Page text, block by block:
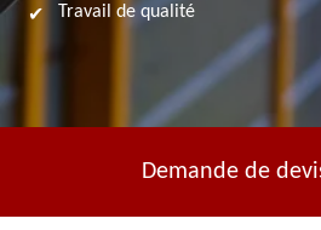
Travail de qualité
Demande de